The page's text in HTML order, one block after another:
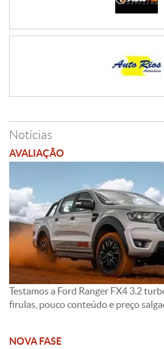
Notícias
AVALIAÇÃO
Testamos a Ford Ranger FX4 3.2
firulas, pouco conteúdo e preço
NOVA FASE